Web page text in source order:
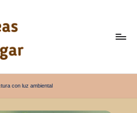
con luz ambiental